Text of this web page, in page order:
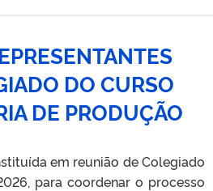
DO CURSO
DE PRODUÇÃO
em reunião de Colegiado
para coordenar o processo